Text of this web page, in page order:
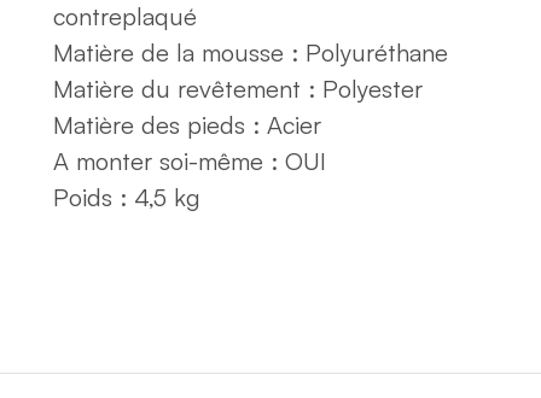
contreplaqué
Matière de la mousse : Polyuréthane
Matière du revêtement : Polyester
Matière des pieds : Acier
A monter soi-même : OUI
Poids : 4,5 kg